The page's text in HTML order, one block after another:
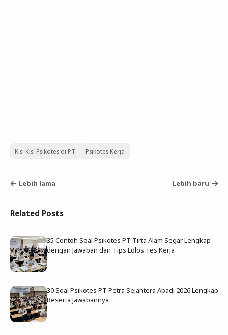
Kisi Kisi Psikotes di PT Psikotes Kerja
Lebih lama Lebih baru
Related Posts
35 Contoh Soal Psikotes PT Tirta Alam Segar Lengkap
dengan Jawaban dan Tips Lolos Tes Kerja
30 Soal Psikotes PT Petra Sejahtera Abadi 2026 Lengkap
Beserta Jawabannya